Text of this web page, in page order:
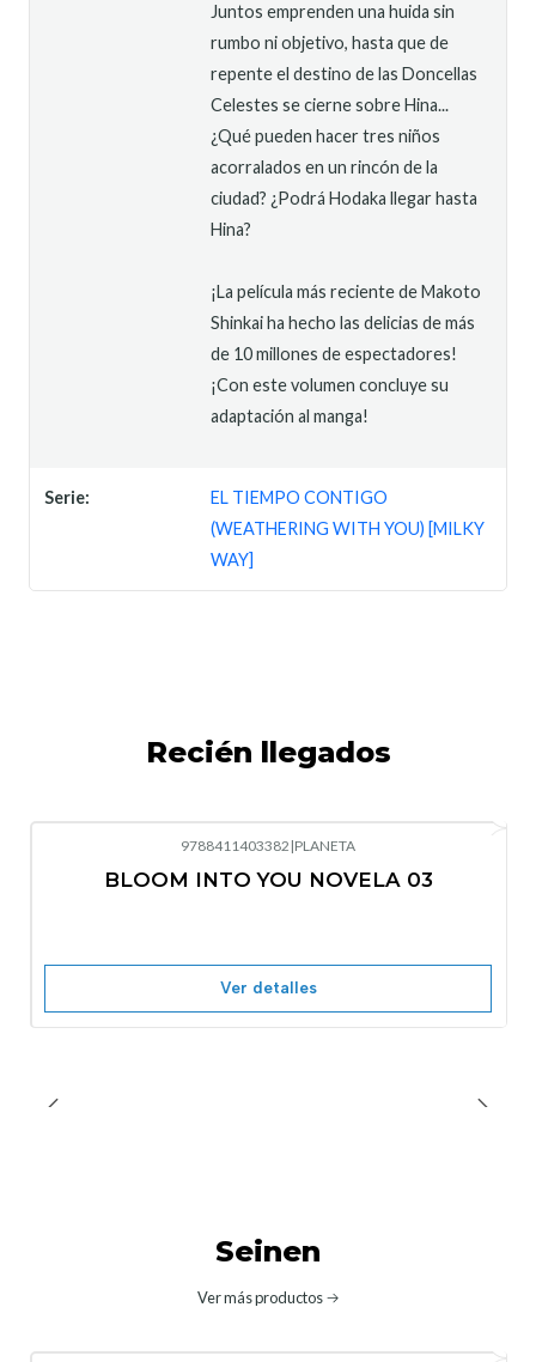
Juntos emprenden una huida sin
rumbo ni objetivo, hasta que de
repente el destino de las Doncellas
Celestes se cierne sobre Hina...
¿Qué pueden hacer tres niños
acorralados en un rincón de la
ciudad? ¿Podrá Hodaka llegar hasta
Hina?
¡La película más reciente de Makoto
Shinkai ha hecho las delicias de más
de 10 millones de espectadores!
¡Con este volumen concluye su
adaptación al manga!
Serie:
EL TIEMPO CONTIGO
(WEATHERING WITH YOU) [MILKY
WAY]
Recién llegados
Nuevo
9788411403382 |PLANETA
BLOOM INTO YOU NOVELA 03
Ver detalles
Seinen
Ver más productos